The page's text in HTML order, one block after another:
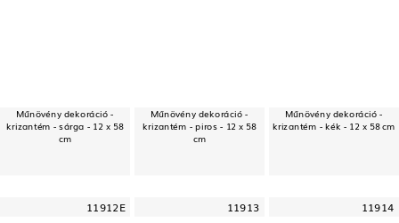
Műnövény dekoráció -
krizantém - sárga - 12 x 58
cm
Műnövény dekoráció -
krizantém - piros - 12 x 58
cm
Műnövény dekoráció -
krizantém - kék - 12 x 58 cm
11912E 11913 11914